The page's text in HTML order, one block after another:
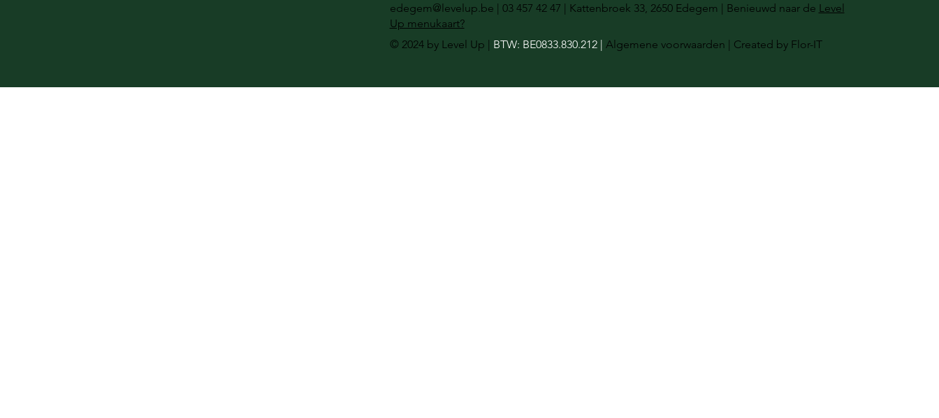
edegem@levelup.be | 03 457 42 47 | Kattenbroek 33, 2650 Edegem | Benieuwd naar de Level
Up menukaart?
© 2024 by Level Up | BTW: BE0833.830.212 | Algemene voorwaarden | Created by Flor-IT